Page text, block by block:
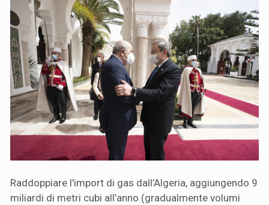
Raddoppiare l’import di gas dall’Algeria, aggiungendo 9
miliardi di metri cubi all’anno (gradualmente volumi